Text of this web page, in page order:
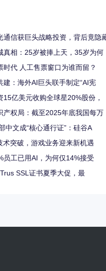
通信获巨头战略投资，背后竟隐
真相：25岁被捧上天，35岁为何
时代 人工售票窗口为谁而留？
建：海外AI巨头联手制定“AI宪
15亿美元收购全球星20%股份，
产权局：截至2025年底我国每万
中文成“核心通行证”：硅谷A
术突破，游戏业务迎来新机遇
员工已用AI，为何仅14%接受
SSL证书夏季大促，最